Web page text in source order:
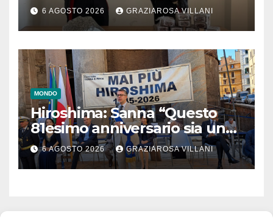
6 AGOSTO 2026 GRAZIAROSA VILLANI
MONDO
Hiroshima: Sanna “Questo
81esimo anniversario sia un
monito per tutti”
6 AGOSTO 2026 GRAZIAROSA VILLANI